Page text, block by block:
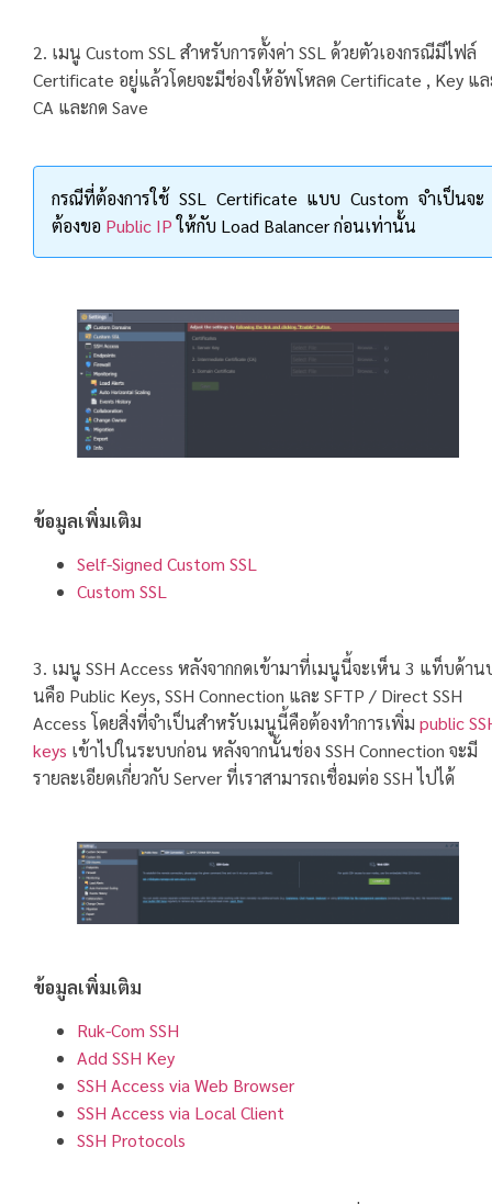
2. เมนู Custom SSL สำหรับการตั้งค่า SSL ด้วยตัวเองกรณีมีไฟล์
Certificate อยู่แล้วโดยจะมีช่องให้อัพโหลด Certificate , Key แ
CA และกด Save
กรณีที่ต้องการใช้ SSL Certificate แบบ Custom จำเป็นจะ
ต้องขอ Public IPให้กับ Load Balancer ก่อนเท่านั้น
ข้อมูลเพิ่มเติม
Self-Signed Custom SSL
Custom SSL
3. เมนู SSH Access หลังจากกดเข้ามาที่เมนูนี้จะเห็น 3 แท็บด้าน
นคือ Public Keys, SSH Connection และ SFTP / Direct SSH
Access โดยสิ่งที่จำเป็นสำหรับเมนูนี้คือต้องทำการเพิ่ม public
keys เข้าไปในระบบก่อน หลังจากนั้นช่อง SSH Connection จะมี
รายละเอียดเกี่ยวกับ Server ที่เราสามารถเชื่อมต่อ SSH ไปได้
ข้อมูลเพิ่มเติม
Ruk-Com SSH
Add SSH Key
SSH Access via Web Browser
SSH Access via Local Client
SSH Protocols